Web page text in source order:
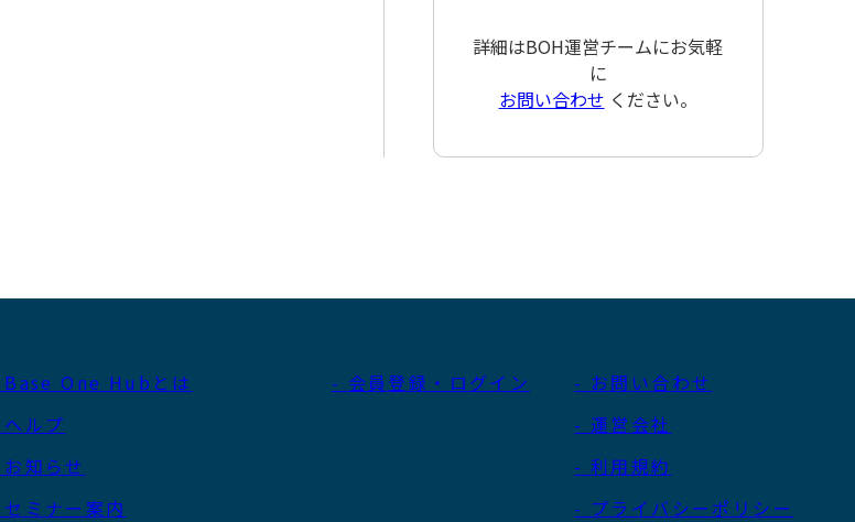
詳細はBOH運営チームにお気軽
に
お問い合わせ ください。
One Hubとは
ルプ
知らせ
ミナー案内
- 会員登録・ログイン
- お問い合わせ
- 運営会社
- 利用規約
- プライバシーポリシー